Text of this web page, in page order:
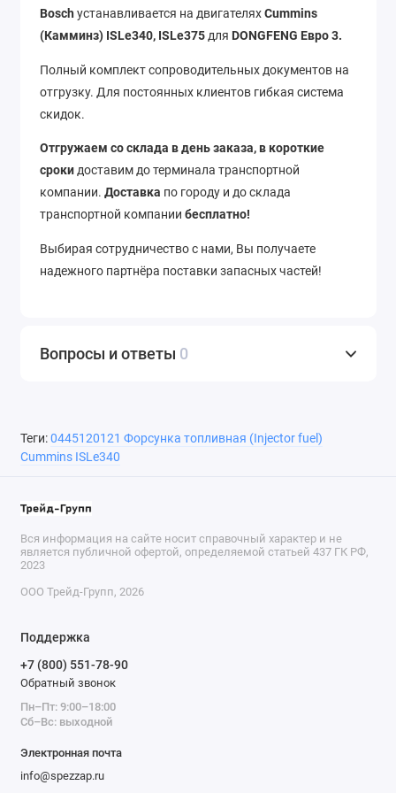
Bosch устанавливается на двигателяхCummins
(Камминз) ISLe340, ISLe375для DONGFENG Евро 3.
Полный комплект сопроводительных документов на
отгрузку. Для постоянных клиентов гибкая система
скидок.
Отгружаем со склада в день заказа, в короткие
срокидоставим до терминала транспортной
компании. Доставка по городу и до склада
транспортной компании бесплатно!
Выбирая сотрудничество с нами, Вы получаете
надежного партнёра поставки запасных частей!
Вопросы и ответы 0
Теги:0445120121 Форсунка топливная (Injector fuel)
Cummins ISLe340
Вся информация на сайте носит справочный характер и не
является публичной офертой, определяемой статьей 437 ГК РФ,
2023
ООО Трейд-Групп, 2026
Поддержка
+7 (800) 551-78-90
Обратный звонок
Пн–Пт: 9:00–18:00
Сб–Вс: выходной
Электронная почта
info@spezzap.ru